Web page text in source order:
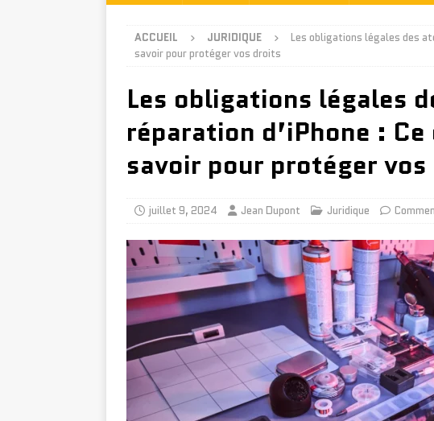
ACCUEIL JURIDIQUE
Les obligations légales des
savoir pour protéger vos droits
Les obligations légales
réparation d’iPhone :
savoir pour protéger
juillet 9, 2024 Jean Dupont Juridique